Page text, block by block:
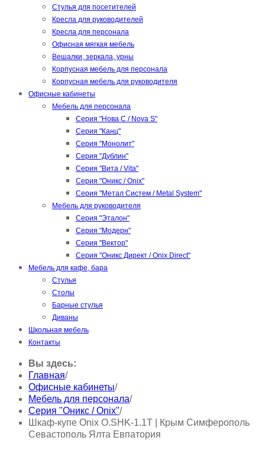
Стулья для посетителей
Кресла для руководителей
Кресла для персонала
Офисная мягкая мебель
Вешалки, зеркала, урны
Корпусная мебель для персонала
Корпусная мебель для руководителя
Офисные кабинеты
Мебель для персонала
Серия "Нова С / Nova S"
Серия "Канц"
Серия "Монолит"
Серия "Дублин"
Серия "Вита / Vita"
Серия "Оникс / Onix"
Серия "Метал Систем / Metal System"
Мебель для руководителя
Серия "Эталон"
Серия "Модерн"
Серия "Вектор"
Серия "Оникс Директ / Onix Direct"
Мебель для кафе, бара
Стулья
Столы
Барные стулья
Диваны
Школьная мебель
Контакты
Вы здесь:
Главная/
Офисные кабинеты/
Мебель для персонала/
Серия "Оникс / Onix"/
Шкаф-купе Onix O.SHK-1.1T | Крым Симферополь
Севастополь Ялта Евпатория